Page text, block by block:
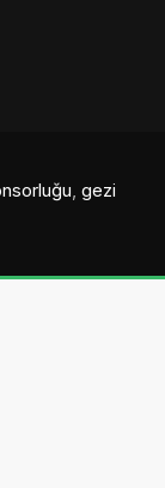
, gezi